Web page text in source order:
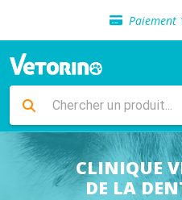
Paiement
Livraison gratuite
Sélection de
Livraison gratuite
Retour
Sélection de
CLINIQUE
DE LA